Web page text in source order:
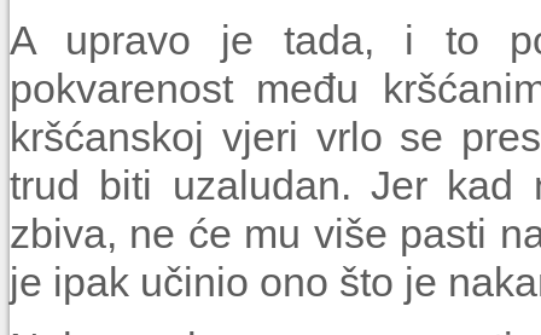
A upravo je tada, i to
pokvarenost među
kršćanskoj vjeri vrlo se
trud biti uzaludan. Jer
zbiva, ne će mu više pasti
je ipak učinio ono što je